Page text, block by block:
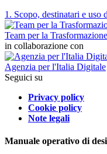
1. Scopo, destinatari e uso
Team per la
in collaborazione con
Agenzia per l'Italia Digitale
Seguici su
Privacy policy
Cookie policy
Note legali
Manuale operativo di